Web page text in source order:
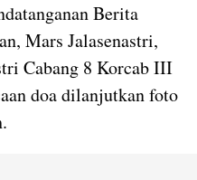
Berita
Mars Jalasenastri,
Cabang 8 Korcab III
doa dilanjutkan foto